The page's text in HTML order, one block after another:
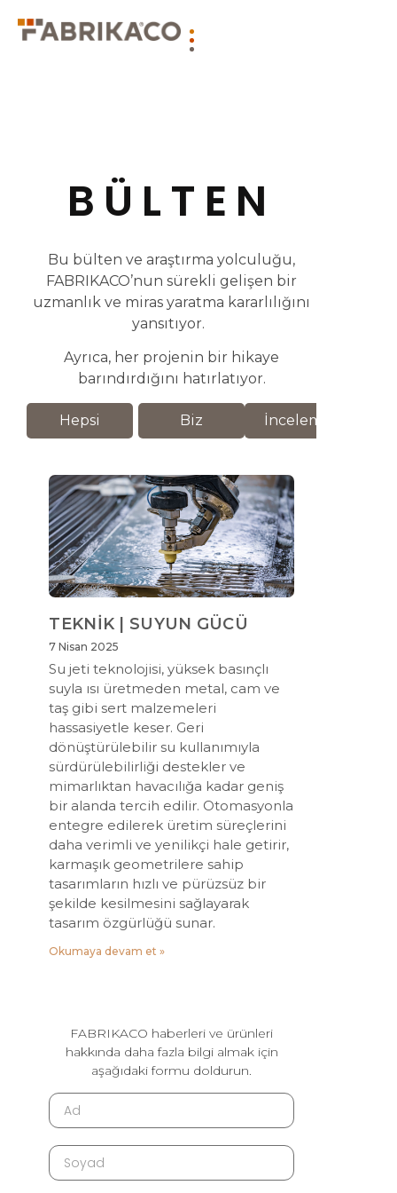
BÜLTEN
Bu bülten ve araştırma yolculuğu,
FABRIKACO’nun sürekli gelişen bir
uzmanlık ve miras yaratma kararlılığını
yansıtıyor.
Ayrıca, her projenin bir hikaye
barındırdığını hatırlatıyor.
Hepsi Biz İnceleme
TEKNİK | SUYUN GÜCÜ
7 Nisan 2025
Su jeti teknolojisi, yüksek basınçlı
suyla ısı üretmeden metal, cam ve
taş gibi sert malzemeleri
hassasiyetle keser. Geri
dönüştürülebilir su kullanımıyla
sürdürülebilirliği destekler ve
mimarlıktan havacılığa kadar geniş
bir alanda tercih edilir. Otomasyonla
entegre edilerek üretim süreçlerini
daha verimli ve yenilikçi hale getirir,
karmaşık geometrilere sahip
tasarımların hızlı ve pürüzsüz bir
şekilde kesilmesini sağlayarak
tasarım özgürlüğü sunar.
Okumaya devam et »
FABRIKACO haberleri ve ürünleri
hakkında daha fazla bilgi almak için
aşağıdaki formu doldurun.